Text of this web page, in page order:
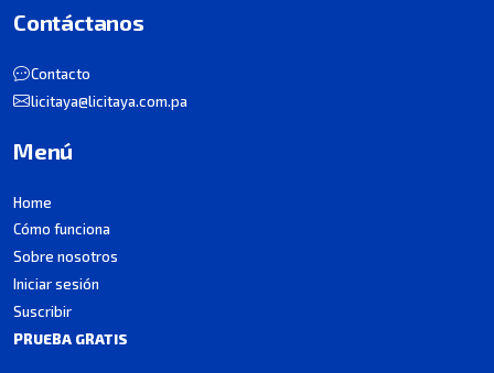
Contáctanos
Contacto
licitaya@licitaya.com.pa
Menú
Home
Cómo funciona
Sobre nosotros
Iniciar sesión
Suscribir
PRUEBA GRATIS